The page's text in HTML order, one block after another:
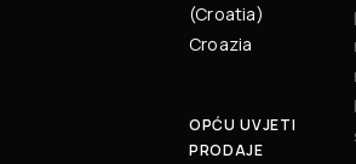
(Croatia)
Croazia
OPĆU UVJETI
PRODAJE